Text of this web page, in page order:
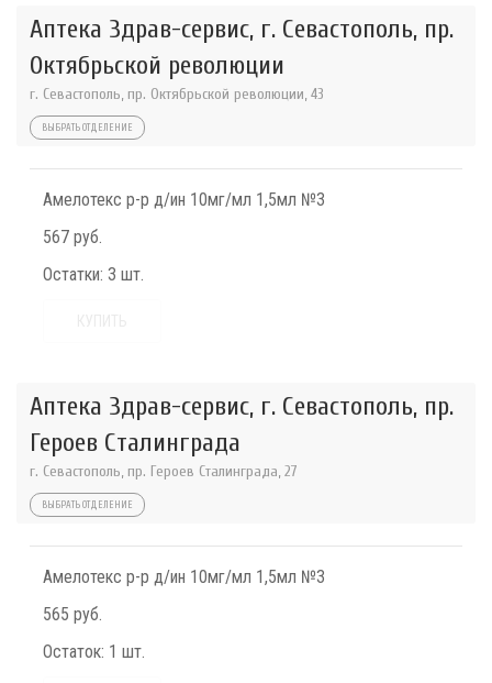
Аптека Здрав-сервис, г. Севастополь, пр.
Октябрьской революции
г. Севастополь, пр. Октябрьской революции, 43
ВЫБРАТЬ ОТДЕЛЕНИЕ
Амелотекс р-р д/ин 10мг/мл 1,5мл №3
567 руб.
Остатки: 3 шт.
Аптека Здрав-сервис, г. Севастополь, пр.
Героев Сталинграда
г. Севастополь, пр. Героев Сталинграда, 27
ВЫБРАТЬ ОТДЕЛЕНИЕ
Амелотекс р-р д/ин 10мг/мл 1,5мл №3
565 руб.
Остаток: 1 шт.